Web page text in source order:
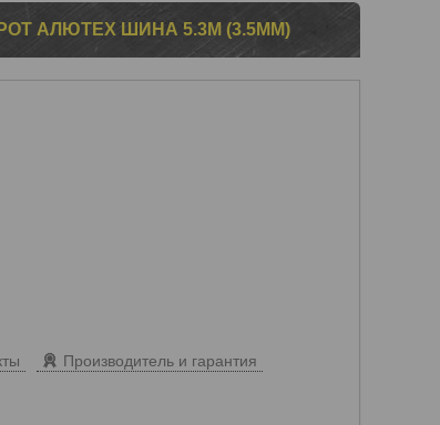
АЛЮТЕХ ШИНА 5.3М (3.5ММ)
Производитель и гарантия